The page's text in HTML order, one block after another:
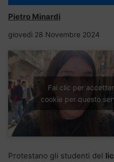
Pietro Minardi
giovedì 28 Novembre 2024
Fai clic per
cookie per questo
Protestano gli studenti del